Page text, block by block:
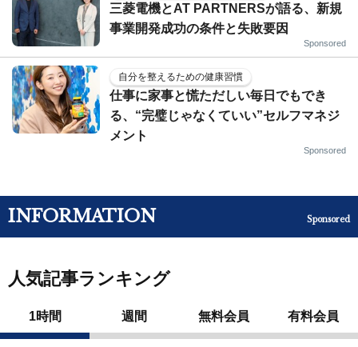
三菱電機とAT PARTNERSが語る、新規
事業開発成功の条件と失敗要因
Sponsored
自分を整えるための健康習慣
仕事に家事と慌ただしい毎日でもでき
る、“完璧じゃなくていい”セルフマネジ
メント
Sponsored
INFORMATION Sponsored
人気記事ランキング
1時間 週間 無料会員 有料会員